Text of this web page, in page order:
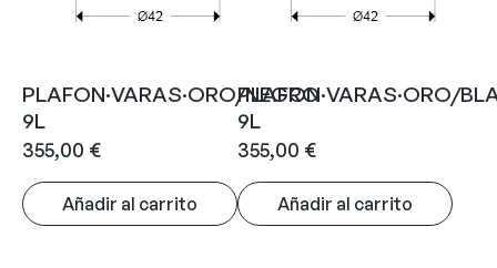
PLAFON·VARAS·ORO/NEGRO
9L
355,00 €
Añadir al carrito
PLAFON·VARAS·ORO/
9L
355,00 €
Añadir al carrito